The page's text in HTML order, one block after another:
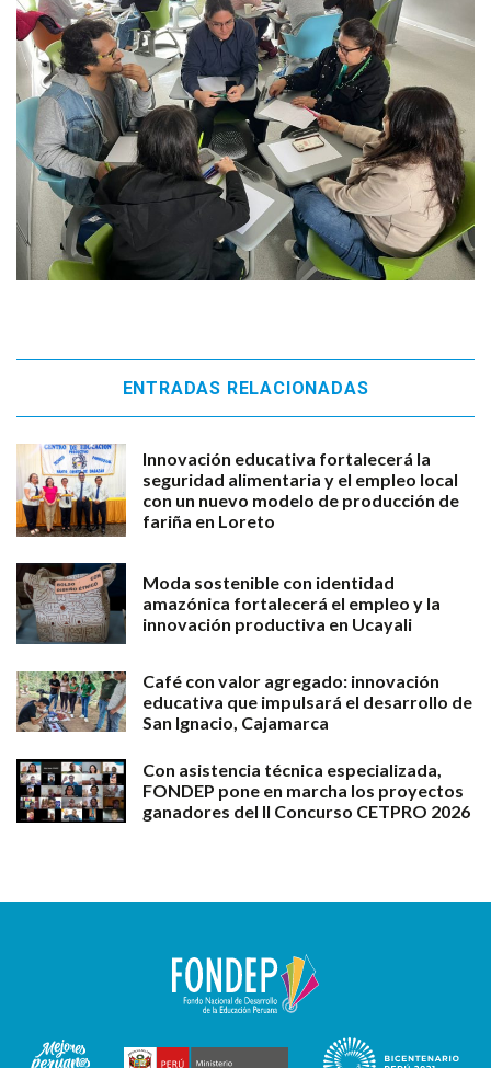
ENTRADAS RELACIONADAS
Innovación educativa fortalecerá la
seguridad alimentaria y el empleo local
con un nuevo modelo de producción de
fariña en Loreto
Moda sostenible con identidad
amazónica fortalecerá el empleo y la
innovación productiva en Ucayali
Café con valor agregado: innovación
educativa que impulsará el desarrollo de
San Ignacio, Cajamarca
Con asistencia técnica especializada,
FONDEP pone en marcha los proyectos
ganadores del II Concurso CETPRO 2026